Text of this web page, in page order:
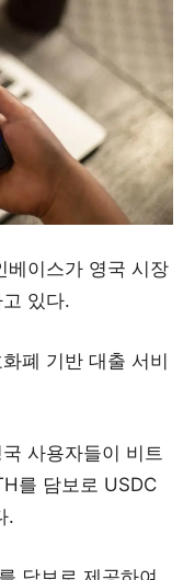
베이스가 영국 시장
있다.
폐 기반 대출 서비
사용자들이 비트
를 담보로 USDC
.